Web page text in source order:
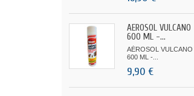
AÉROSOL VULCANO
600 ML -...
AÉROSOL VULCANO
600 ML -...
9,90 €